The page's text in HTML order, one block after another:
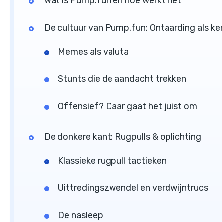
De cultuur van Pump.fun: Ontaarding als
Memes als valuta
Stunts die de aandacht trekken
Offensief? Daar gaat het juist om
De donkere kant: Rugpulls & oplichting
Klassieke rugpull tactieken
Uittredingszwendel en verdwijntrucs
De nasleep